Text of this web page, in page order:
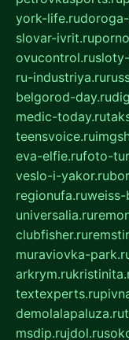
york-life.ru
slovar-ivrit.ru
ovucontrol.ru
ru-industriya.ru
belgorod-day.ru
medic-today.ru
teensvoice.ru
eva-elfie.rufoto-
veslo-i-yakor.ru
regionufa.ruweiss-
universalia.ru
clubfisher.ru
muraviovka-
arkrym.ru
textexperts.ru
demolalapaluza.ru
msdip.rujdol.ru